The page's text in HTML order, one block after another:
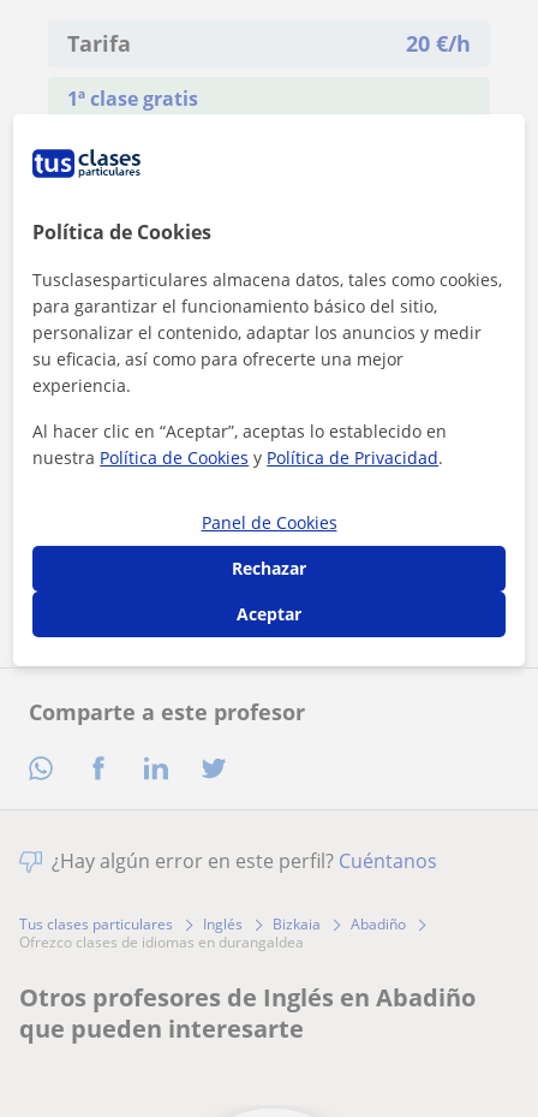
Comparte a este profesor
Tarifa 20 €/h
1ª clase gratis
Al hacer clic, aceptas nuestro aviso legaly de
¿Hay algún error en este perfil? Cuéntanos
Tus clases particulares Inglés Bizkaia
Abadiño
ofrezco clases de idiomas en durangaldea
Otros profesores de Inglés en Abadiño
que pueden interesarte
Política de Cookies
Tusclasesparticulares almacena datos, tales como cookies,
para garantizar el funcionamiento básico del sitio,
personalizar el contenido, adaptar los anuncios y medir
su eficacia, así como para ofrecerte una mejor
experiencia.
Al hacer clic en “Aceptar”, aceptas lo establecido en
nuestra Política de Cookies y Política de Privacidad.
Panel de Cookies
Rechazar
Aceptar